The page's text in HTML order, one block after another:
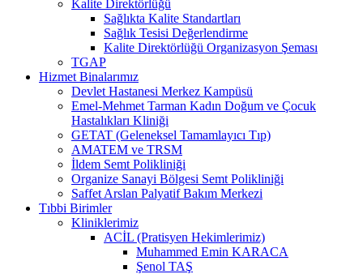
Kalite Direktörlüğü
Sağlıkta Kalite Standartları
Sağlık Tesisi Değerlendirme
Kalite Direktörlüğü Organizasyon Şeması
TGAP
Hizmet Binalarımız
Devlet Hastanesi Merkez Kampüsü
Emel-Mehmet Tarman Kadın Doğum ve Çocuk
Hastalıkları Kliniği
GETAT (Geleneksel Tamamlayıcı Tıp)
AMATEM ve TRSM
İldem Semt Polikliniği
Organize Sanayi Bölgesi Semt Polikliniği
Saffet Arslan Palyatif Bakım Merkezi
Tıbbi Birimler
Kliniklerimiz
ACİL (Pratisyen Hekimlerimiz)
Muhammed Emin KARACA
Şenol TAŞ